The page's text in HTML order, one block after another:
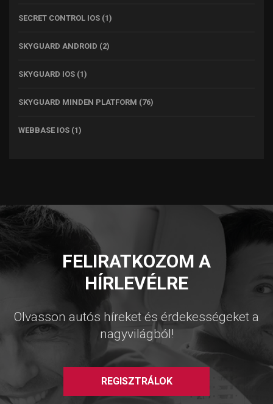
SECRET CONTROL IOS (1)
SKYGUARD ANDROID (2)
SKYGUARD IOS (1)
SKYGUARD MINDEN PLATFORM (76)
WEBBASE IOS (1)
FELIRATKOZOM A
HÍRLEVÉLRE
Olvasson autós híreket és érdekességeket a
nagyvilágból!
REGISZTRÁLOK